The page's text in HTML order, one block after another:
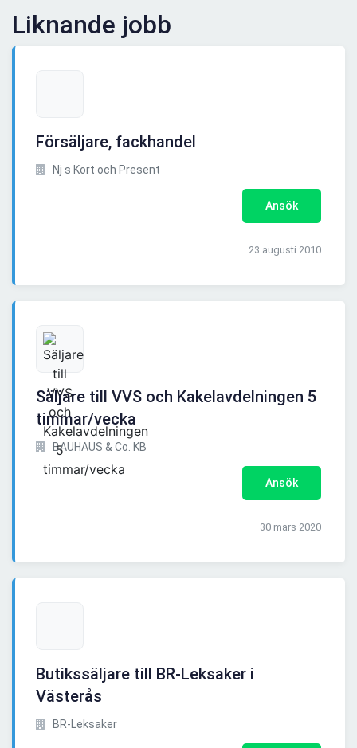
Liknande jobb
Försäljare, fackhandel
Nj s Kort och Present
Ansök
23 augusti 2010
Säljare till VVS och Kakelavdelningen 5
timmar/vecka
BAUHAUS & Co. KB
Ansök
30 mars 2020
Butikssäljare till BR-Leksaker i
Västerås
BR-Leksaker